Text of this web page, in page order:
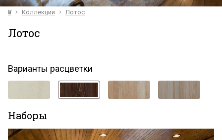
Үй Коллекции Лотос
Лотос
Варианты расцветки
Наборы